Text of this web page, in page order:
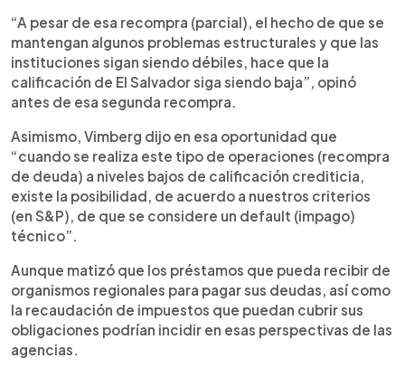
“A pesar de esa recompra (parcial), el hecho de que se
mantengan algunos problemas estructurales y que las
instituciones sigan siendo débiles, hace que la
calificación de El Salvador siga siendo baja”, opinó
antes de esa segunda recompra.
Asimismo, Vimberg dijo en esa oportunidad que
“cuando se realiza este tipo de operaciones (recompra
de deuda) a niveles bajos de calificación crediticia,
existe la posibilidad, de acuerdo a nuestros criterios
(en S&P), de que se considere un default (impago)
técnico”.
Aunque matizó que los préstamos que pueda recibir de
organismos regionales para pagar sus deudas, así como
la recaudación de impuestos que puedan cubrir sus
obligaciones podrían incidir en esas perspectivas de las
agencias.